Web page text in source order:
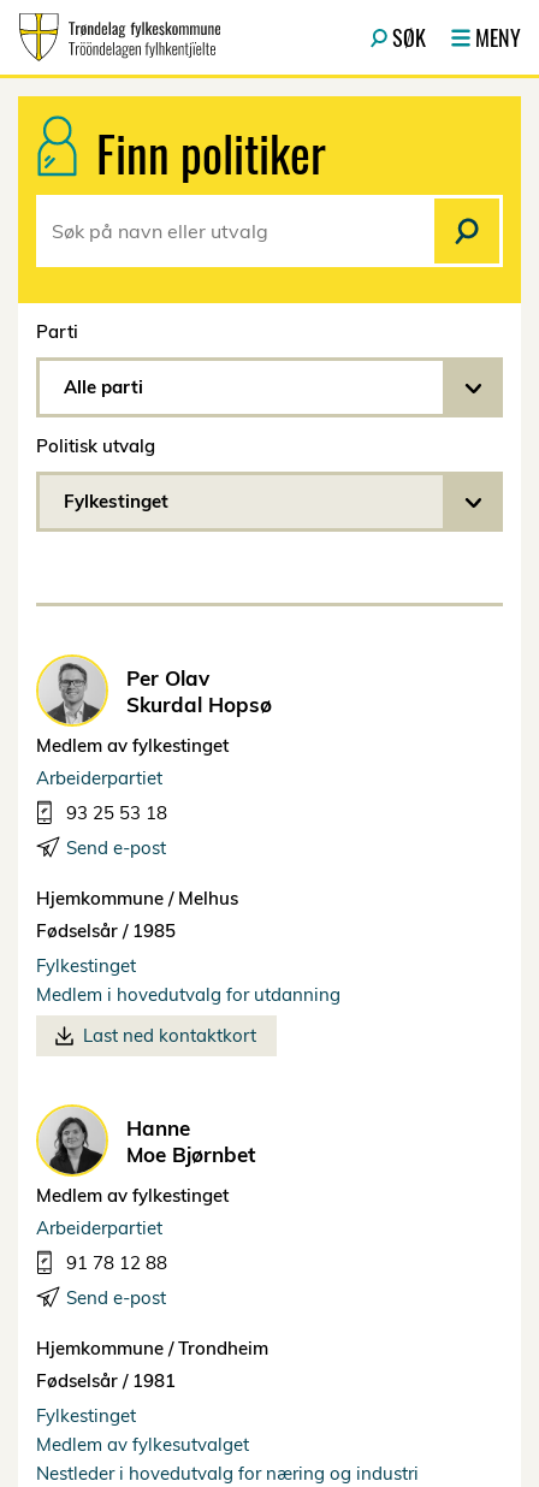
SØK MENY
Finn politiker
Parti
Alle parti
Politisk utvalg
Fylkestinget
Per Olav
Skurdal Hopsø
Medlem av fylkestinget
Arbeiderpartiet
93 25 53 18
Send e-post
Hjemkommune / Melhus
Fødselsår / 1985
Fylkestinget
Medlem i hovedutvalg for utdanning
Last ned kontaktkort
Hanne
Moe Bjørnbet
Medlem av fylkestinget
Arbeiderpartiet
91 78 12 88
Send e-post
Hjemkommune /Trondheim
Fødselsår / 1981
Fylkestinget
Medlem av fylkesutvalget
Nestleder i hovedutvalg for næring og industri